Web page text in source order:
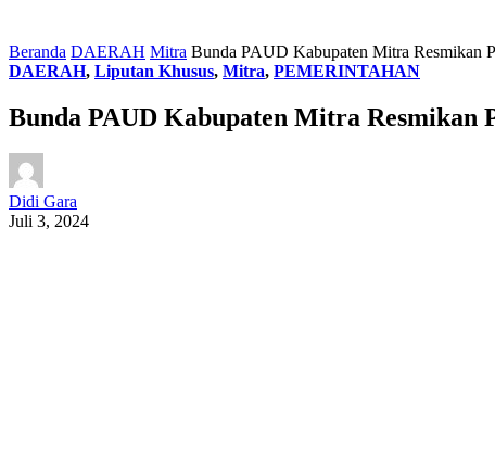
Beranda DAERAH Mitra Bunda PAUD Kabupaten Mitra Resmikan
DAERAH, Liputan Khusus, Mitra, PEMERINTAHAN
Bunda PAUD Kabupaten Mitra Resmikan
Didi Gara
Juli 3, 2024